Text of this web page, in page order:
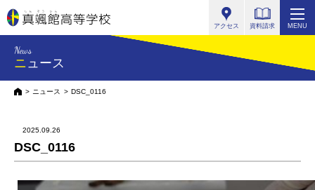
アクセス 資料請求 MENU
News
ニュース
HOMEニュース DSC_0116
2025.09.26
DSC_0116